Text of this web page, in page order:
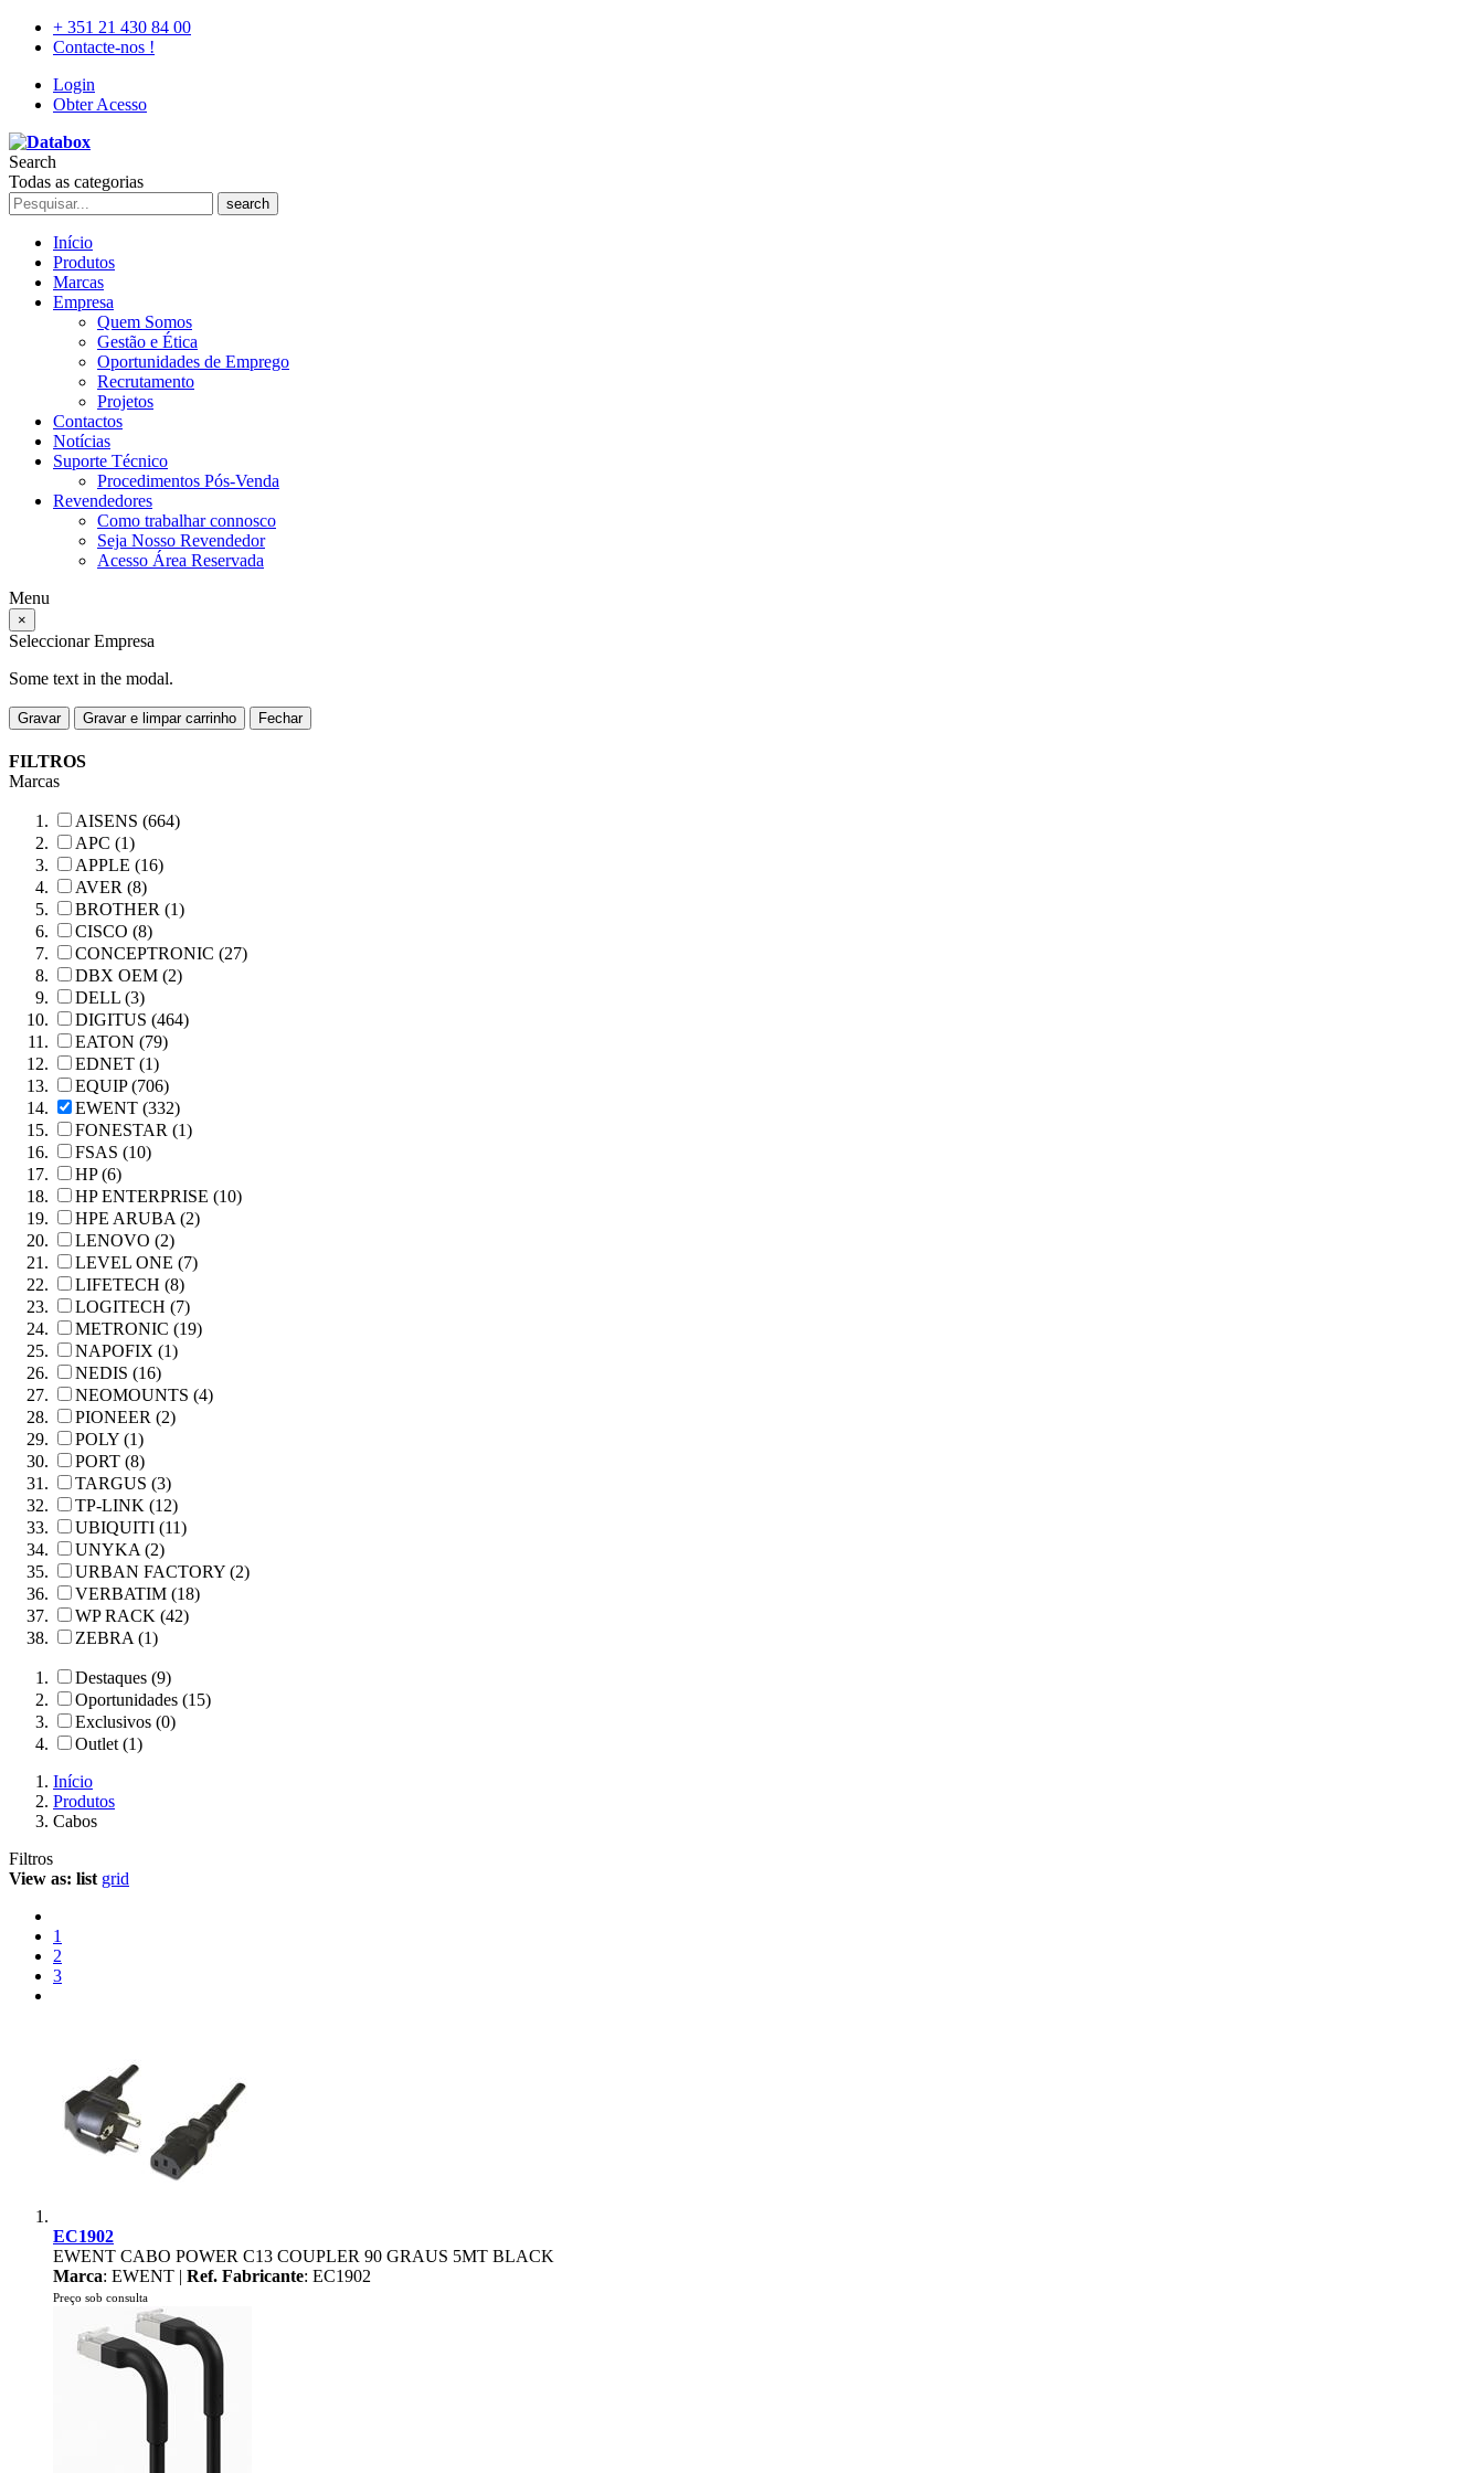
+ 351 21 430 84 00
Contacte-nos !
Login
Obter Acesso
Search
Todas as categorias
search
Início
Produtos
Marcas
Empresa
Quem Somos
Gestão e Ética
Oportunidades de Emprego
Recrutamento
Projetos
Contactos
Notícias
Suporte Técnico
Procedimentos Pós-Venda
Revendedores
Como trabalhar connosco
Seja Nosso Revendedor
Acesso Área Reservada
Menu
×
Seleccionar Empresa
Some text in the modal.
Gravar Gravar e limpar carrinho Fechar
FILTROS
Marcas
AISENS (664)
APC (1)
APPLE (16)
AVER (8)
BROTHER (1)
CISCO (8)
CONCEPTRONIC (27)
DBX OEM (2)
DELL (3)
DIGITUS (464)
EATON (79)
EDNET (1)
EQUIP (706)
EWENT (332)
FONESTAR (1)
FSAS (10)
HP (6)
HP ENTERPRISE (10)
HPE ARUBA (2)
LENOVO (2)
LEVEL ONE (7)
LIFETECH (8)
LOGITECH (7)
METRONIC (19)
NAPOFIX (1)
NEDIS (16)
NEOMOUNTS (4)
PIONEER (2)
POLY (1)
PORT (8)
TARGUS (3)
TP-LINK (12)
UBIQUITI (11)
UNYKA (2)
URBAN FACTORY (2)
VERBATIM (18)
WP RACK (42)
ZEBRA (1)
Destaques (9)
Oportunidades (15)
Exclusivos (0)
Outlet (1)
Início
Produtos
Cabos
Filtros
View as: list grid
1
2
3
EC1902
EWENT CABO POWER C13 COUPLER 90 GRAUS 5MT BLACK
Marca: EWENT | Ref. Fabricante: EC1902
Preço sob consulta